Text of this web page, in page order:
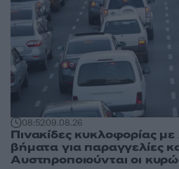
08:5209.08.26
Πινακίδες κυκλοφορίας με
βήματα για παραγγελίες
Αυστηροποιούνται οι